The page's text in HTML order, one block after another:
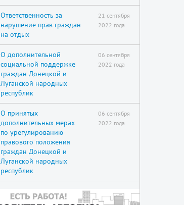
Ответственность за
нарушение прав граждан
на отдых
21 сентября
2022 года
О дополнительной
социальной поддержке
граждан Донецкой и
Луганской народных
республик
06 сентября
2022 года
О принятых
дополнительных мерах
по урегулированию
правового положения
граждан Донецкой и
Луганской народных
республик
06 сентября
2022 года